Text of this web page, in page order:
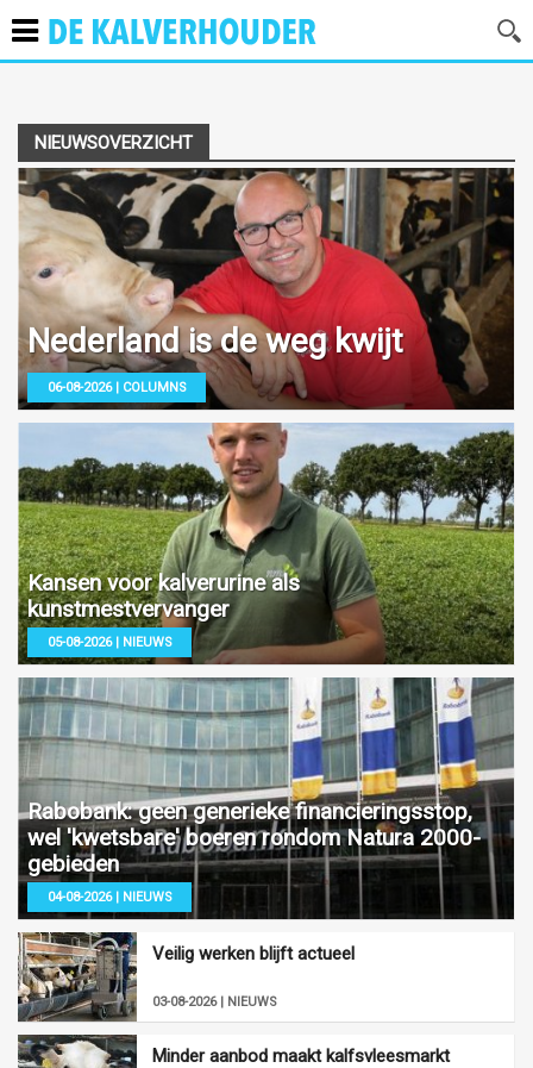
NIEUWSOVERZICHT
Nederland is de weg kwijt
06-08-2026 | COLUMNS
Kansen voor kalverurine als
kunstmestvervanger
05-08-2026 | NIEUWS
Rabobank: geen generieke financieringsstop,
wel 'kwetsbare' boeren rondom Natura 2000-
gebieden
04-08-2026 | NIEUWS
Veilig werken blijft actueel
03-08-2026 | NIEUWS
Minder aanbod maakt kalfsvleesmarkt